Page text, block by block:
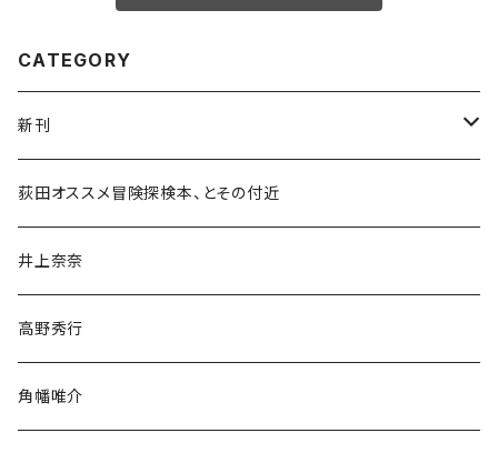
CATEGORY
新刊
和書
文学・小説・物語
随筆・ノンフィクション・その他
荻田オススメ冒険探検本、とその付近
井上奈奈
高野秀行
角幡唯介